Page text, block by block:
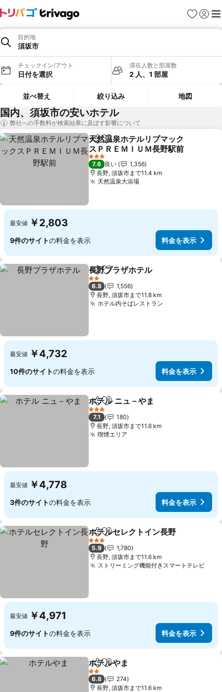
お気に入り
ログイ
メ
目的地
須坂市
チェックイン/アウト
日付を選択
滞在人数と部屋数
2 人、1 部屋
並べ替え 絞り込み 地図
国内、須坂市の安いホテル
弊社への手数料が検索結果に及ぼす影響について
シェアお気に入りに追加
天然温泉ホテルリブマック
スＰＲＥＭＩＵＭ長野駅前
料金を表示
3 ホテルのランク
7.6 良い
1,356
長野, 須坂市まで11.4 km
天然温泉大浴場料金を表示
最安値 ￥2,803
9件のサイトの料金を表示 料金を表示
シェアお気に入りに追加
長野プラザホテル
2 ホテルのランク
6.8
1,556
長野, 須坂市まで11.8 km
ホテル内そばレストラン
最安値 ￥4,732
10件のサイトの料金を表示 料金を表示
シェアお気に入りに追加
ホテル ニュ－やま
3 ホテルのランク
7.1
180
長野, 須坂市まで11.6 km
喫煙エリア
最安値 ￥4,778
3件のサイトの料金を表示 料金を表示
シェアお気に入りに追加
ホテルセレクトイン長野
3 ホテルのランク
5.9
1,780
長野, 須坂市まで11.6 km
ストリーミング機能付きスマートテレビ
最安値 ￥4,971
9件のサイトの料金を表示 料金を表示
シェアお気に入りに追加
ホテルやま
2 ホテルのランク
6.8
274
長野, 須坂市まで11.6 km